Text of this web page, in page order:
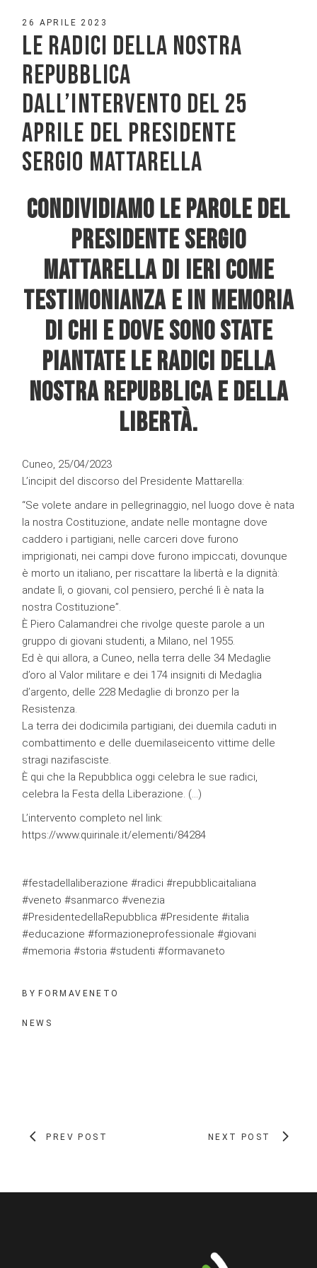
26 APRILE 2023
LE RADICI DELLA NOSTRA
REPUBBLICA
DALL’INTERVENTO DEL 25
APRILE DEL PRESIDENTE
SERGIO MATTARELLA
CONDIVIDIAMO LE PAROLE DEL
PRESIDENTE SERGIO
MATTARELLA DI IERI COME
TESTIMONIANZA E IN MEMORIA
DI CHI E DOVE SONO STATE
PIANTATE LE RADICI DELLA
NOSTRA REPUBBLICA E DELLA
LIBERTÀ.
Cuneo, 25/04/2023
L’incipit del discorso del Presidente Mattarella:
“Se volete andare in pellegrinaggio, nel luogo dove è nata
la nostra Costituzione, andate nelle montagne dove
caddero i partigiani, nelle carceri dove furono
imprigionati, nei campi dove furono impiccati, dovunque
è morto un italiano, per riscattare la libertà e la dignità:
andate lì, o giovani, col pensiero, perché lì è nata la
nostra Costituzione”.
È Piero Calamandrei che rivolge queste parole a un
gruppo di giovani studenti, a Milano, nel 1955.
Ed è qui allora, a Cuneo, nella terra delle 34 Medaglie
d’oro al Valor militare e dei 174 insigniti di Medaglia
d’argento, delle 228 Medaglie di bronzo per la
Resistenza.
La terra dei dodicimila partigiani, dei duemila caduti in
combattimento e delle duemilaseicento vittime delle
stragi nazifasciste.
È qui che la Repubblica oggi celebra le sue radici,
celebra la Festa della Liberazione. (…)
L’intervento completo nel link:
https://www.quirinale.it/elementi/84284
#festadellaliberazione #radici #repubblicaitaliana
#veneto #sanmarco #venezia
#PresidentedellaRepubblica #Presidente #italia
#educazione #formazioneprofessionale #giovani
#memoria #storia #studenti #formavaneto
BY FORMAVENETO
NEWS
PREV POST NEXT POST